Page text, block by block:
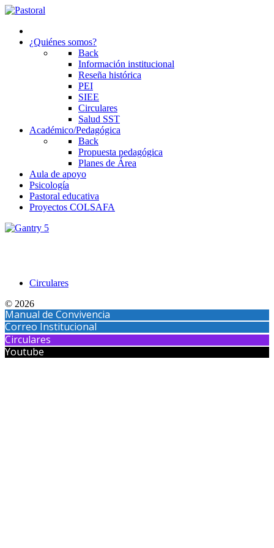
¿Quiénes somos?
Back
Información institucional
Reseña histórica
PEI
SIEE
Circulares
Salud SST
Académico/Pedagógica
Back
Propuesta pedagógica
Planes de Área
Aula de apoyo
Psicología
Pastoral educativa
Proyectos COLSAFA
Circulares
© 2026
Manual de Convivencia
Correo Institucional
Circulares
Youtube